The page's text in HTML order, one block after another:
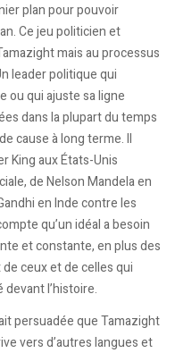
plan pour pouvoir
Ce jeu politicien et
mais au processus
leader politique qui
ou qui ajuste sa ligne
dans la plupart du temps
cause à long terme. Il
King aux États-Unis
de Nelson Mandela en
en Inde contre les
qu’un idéal a besoin
et constante, en plus des
ceux et de celles qui
l’histoire.
persuadée que Tamazight
vers d’autres langues et